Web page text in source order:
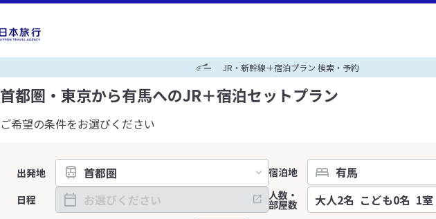
JR・新幹線＋宿泊プラン 検索・予約
首都圏・東京から有馬へのJR＋宿泊セットプラン
ご希望の条件をお選びください
出発地
宿泊地
日程
人数・
部屋数